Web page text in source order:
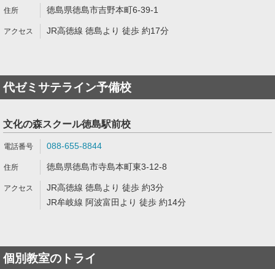
徳島県徳島市吉野本町6-39-1
JR高徳線 徳島より 徒歩 約17分
代ゼミサテライン予備校
文化の森スクール徳島駅前校
088-655-8844
徳島県徳島市寺島本町東3-12-8
JR高徳線 徳島より 徒歩 約3分
JR牟岐線 阿波富田より 徒歩 約14分
個別教室のトライ